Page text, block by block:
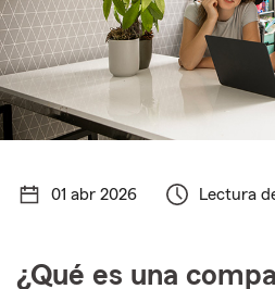
01 abr 2026 Lectura
¿Qué es una